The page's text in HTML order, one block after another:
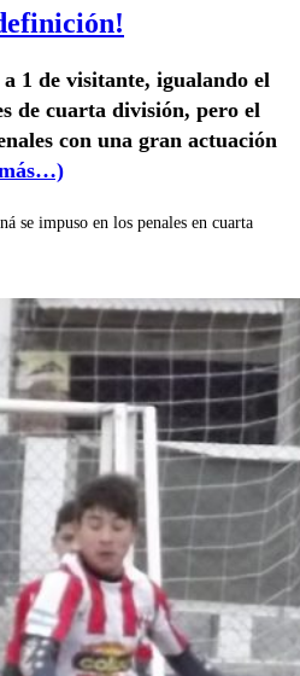
1 de visitante, igualando el
de cuarta división, pero el
con una gran actuación
se impuso en los penales en cuarta